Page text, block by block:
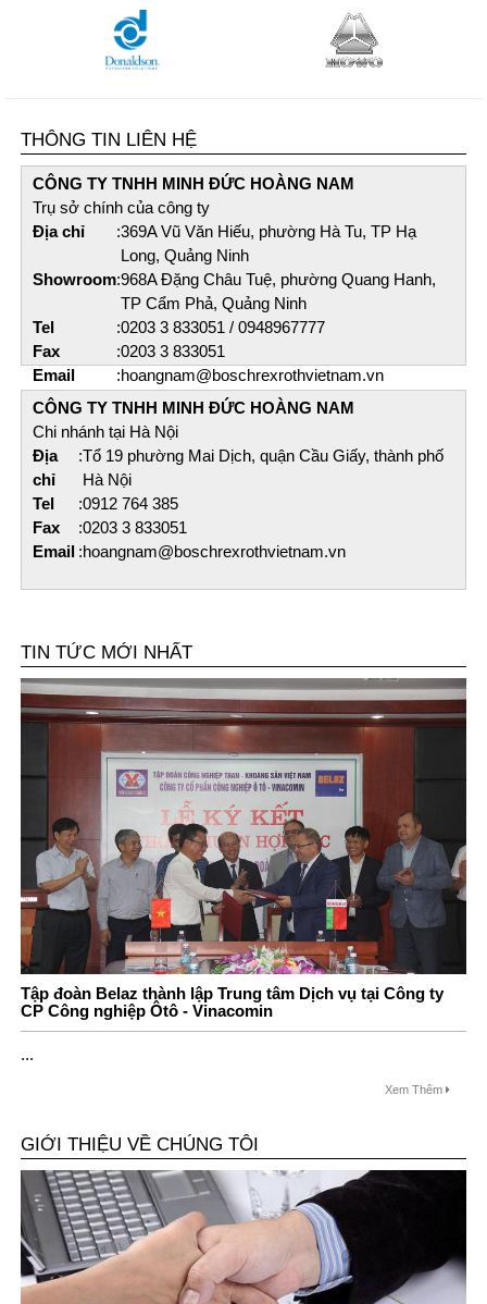
THÔNG TIN LIÊN HỆ
CÔNG TY TNHH MINH ĐỨC HOÀNG NAM​
Trụ sở chính của công ty
Địa chỉ
:369A Vũ Văn Hiếu, phường Hà Tu, TP Hạ
Long, Quảng Ninh
Showroom:968A Đặng Châu Tuệ, phường Quang Hanh,
TP Cẩm Phả, Quảng Ninh
Tel
:0203 3 833051 / 0948967777
Fax
:0203 3 833051
Email
:hoangnam@boschrexrothvietnam.vn
CÔNG TY TNHH MINH ĐỨC HOÀNG NAM​
Chi nhánh tại Hà Nội
Địa
chỉ
:Tổ 19 phường Mai Dịch, quận Cầu Giấy, thành phố
Hà Nội
Tel
:0912 764 385
Fax
:0203 3 833051
Email :hoangnam@boschrexrothvietnam.vn
TIN TỨC MỚI NHẤT
Tập đoàn Belaz thành lập Trung tâm Dịch vụ tại Công ty
CP Công nghiệp Ôtô - Vinacomin
...
Xem Thêm
GIỚI THIỆU VỀ CHÚNG TÔI